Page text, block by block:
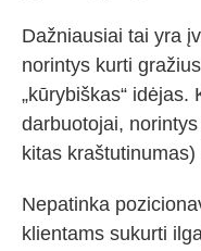
Dažniausiai tai yra
norintys kurti
„kūrybiškas“
darbuotojai,
kitas kraštutinumas)
Nepatinka
klientams sukurti